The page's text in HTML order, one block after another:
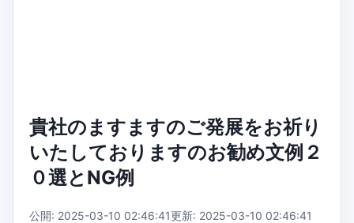
貴社のますますのご発展をお祈り
いたしておりますのお勧め文例２
０選とNG例
公開: 2025-03-10 02:46:41更新: 2025-03-10 02:46:41